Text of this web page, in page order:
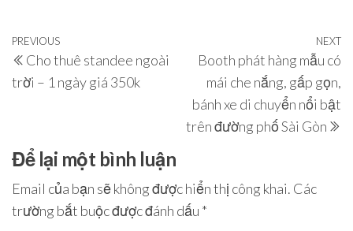
Điều
hướng
bài
Previous
Post
PREVIOUS
Cho thuê standee ngoài
trời – 1 ngày giá 350k
NEXT
Booth phát hàng mẫu có
mái che nắng, gấp gọn,
bánh xe di chuyển nổi bật
trên đường phố Sài Gòn
Để lại một bình luận
Email của bạn sẽ không được hiển thị công khai. Các
trường bắt buộc được đánh dấu *